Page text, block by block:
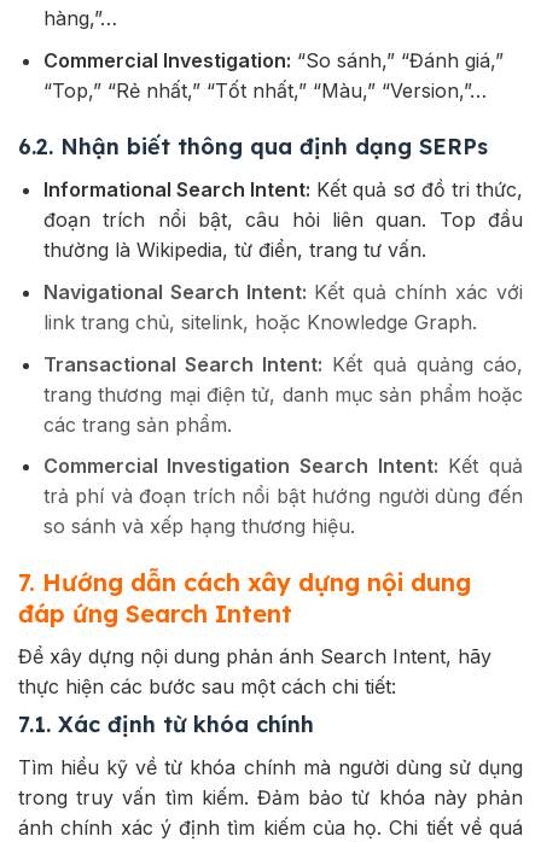
hàng,”…
Commercial Investigation: “So sánh,” “Đánh giá,”
“Top,” “Rẻ nhất,” “Tốt nhất,” “Màu,” “Version,”…
6.2. Nhận biết thông qua định dạng SERPs
Informational Search Intent: Kết quả sơ đồ tri thức,
đoạn trích nổi bật, câu hỏi liên quan. Top đầu
thường là Wikipedia, từ điển, trang tư vấn.
Navigational Search Intent: Kết quả chính xác với
link trang chủ, sitelink, hoặc Knowledge Graph.
Transactional Search Intent: Kết quả quảng cáo,
trang thương mại điện tử, danh mục sản phẩm hoặc
các trang sản phẩm.
Commercial Investigation Search Intent: Kết quả
trả phí và đoạn trích nổi bật hướng người dùng đến
so sánh và xếp hạng thương hiệu.
7. Hướng dẫn cách xây dựng nội dung
đáp ứng Search Intent
Để xây dựng nội dung phản ánh Search Intent, hãy
thực hiện các bước sau một cách chi tiết:
7.1. Xác định từ khóa chính
Tìm hiểu kỹ về từ khóa chính mà người dùng sử dụng
trong truy vấn tìm kiếm. Đảm bảo từ khóa này phản
ánh chính xác ý định tìm kiếm của họ. Chi tiết về quá